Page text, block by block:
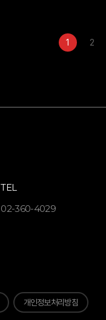
1 2
TEL
02-360-4029
개인정보처리방침